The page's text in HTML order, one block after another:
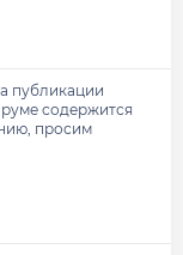
публикации
содержится
просим